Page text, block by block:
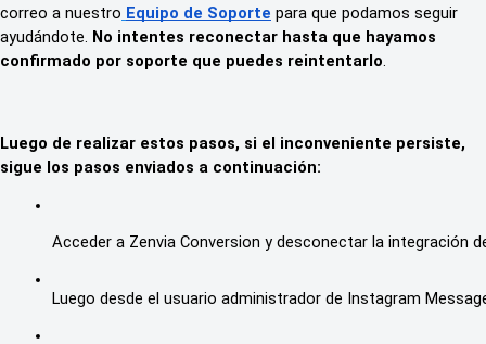
correo a nuestro Equipo de Soporte para que podamos seguir
ayudándote. No intentes reconectar hasta que hayamos
confirmado por soporte que puedes reintentarlo.
Luego de realizar estos pasos, si el inconveniente persiste,
sigue los pasos enviados a continuación:
Acceder a Zenvia Conversion y desconectar la integración
Luego desde el usuario administrador de Instagram